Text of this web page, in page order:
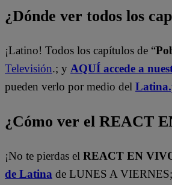
¿Dónde ver todos los
¡Latino! Todos los capítulos de “
Televisión.; y AQUÍ accede a
pueden verlo por medio del
¿Cómo ver el REACT
¡No te pierdas el REACT EN
de Latina de LUNES A VIERNES;